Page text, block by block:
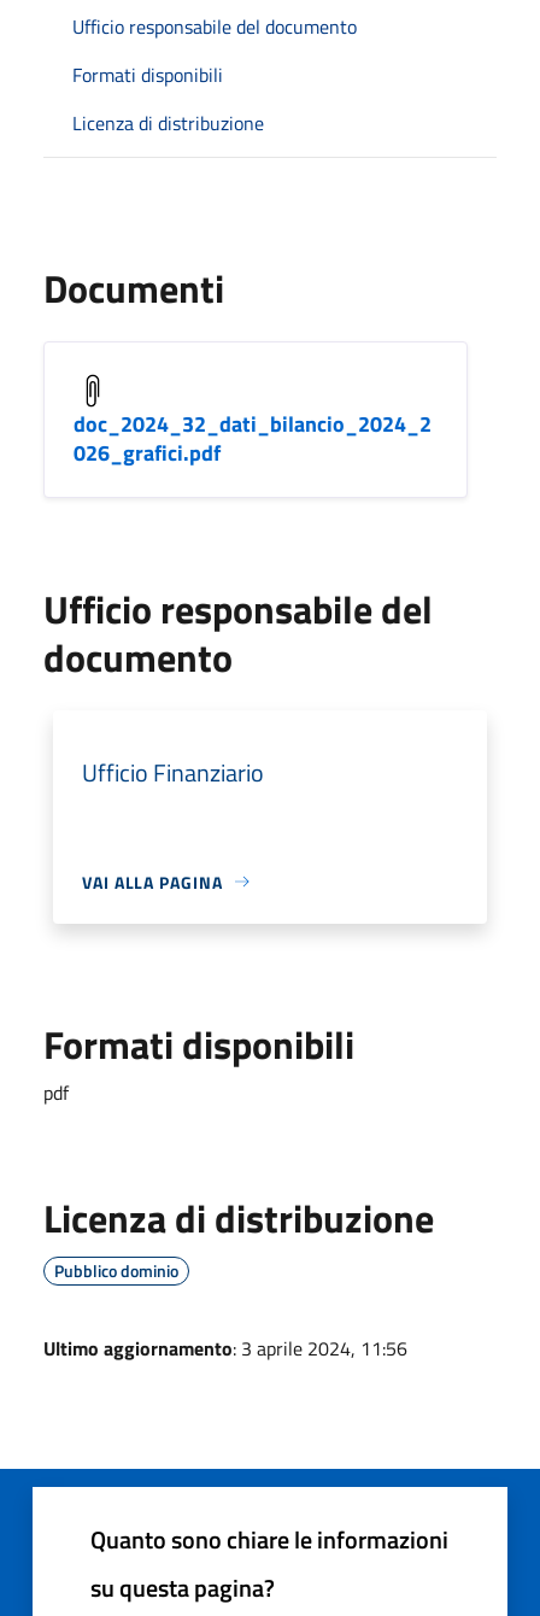
Ufficio responsabile del documento
Formati disponibili
Licenza di distribuzione
Documenti
doc_2024_32_dati_bilancio_2024_2
026_grafici.pdf
Ufficio responsabile del
documento
Ufficio Finanziario
VAI ALLA PAGINA
Formati disponibili
pdf
Licenza di distribuzione
Pubblico dominio
Ultimo aggiornamento: 3 aprile 2024, 11:56
Quanto sono chiare le informazioni
su questa pagina?